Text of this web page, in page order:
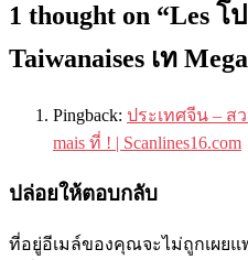
1 thought on “Les โ
Taiwanaises เท
Pingback: ประเทศจีน – ส
mais ที่ ! | Scanlines16.com
ปล่อยให้ตอบกลับ
ที่อยู่อีเมล์ของคุณจะไม่ถูกเผยแ